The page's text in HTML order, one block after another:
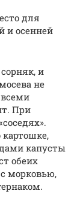
для
и осенней
и
не
всеми
При
картошке,
капусты
обеих
с морковью,